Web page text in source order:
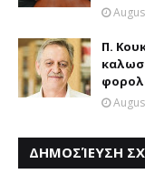
Π.
ΔΗΜΟΣΊΕΥΣΗ